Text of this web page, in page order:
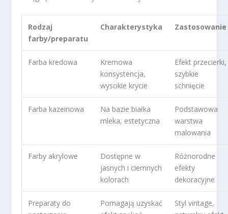
Rodzaj
farby/preparatu
Charakterystyka Zastosowanie
Farba kredowa
Kremowa
konsystencja,
wysokie krycie
Efekt przecierki,
szybkie
schnięcie
Farba kazeinowa
Na bazie białka
mleka, estetyczna
Podstawowa
warstwa
malowania
Farby akrylowe
Dostępne w
jasnych i ciemnych
kolorach
Różnorodne
efekty
dekoracyjne
Preparaty do
Pomagają uzyskać
Styl vintage,